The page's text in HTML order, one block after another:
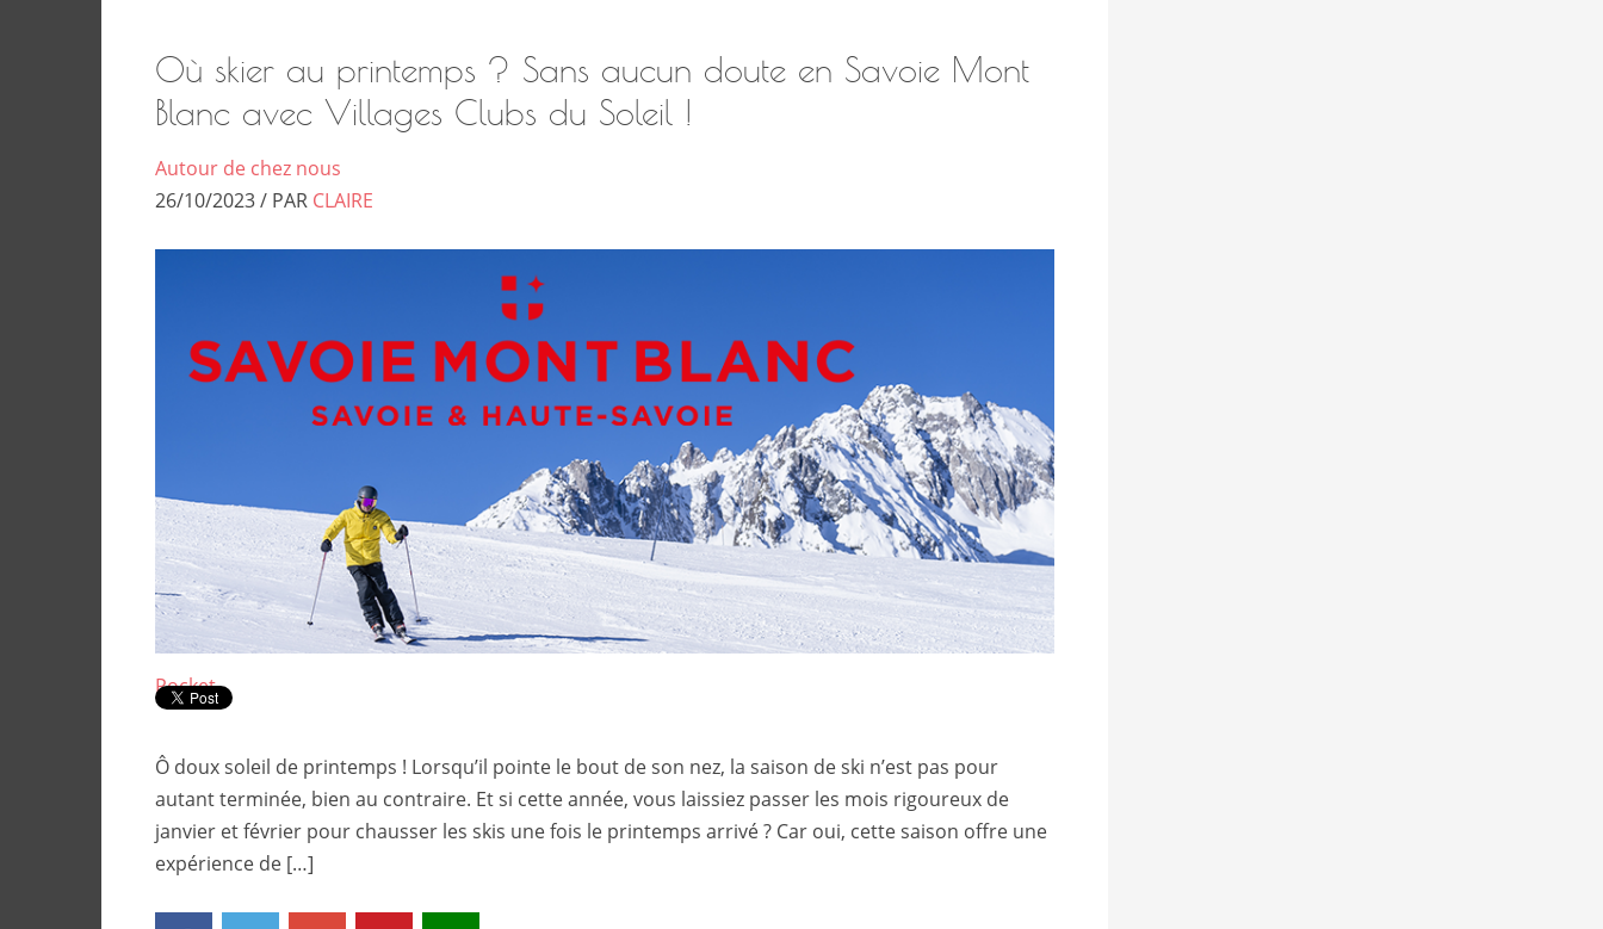
Où skier au printemps ? Sans aucun doute en Savoie Mont
Blanc avec Villages Clubs du Soleil !
Autour de chez nous
26/10/2023 / PAR CLAIRE
Pocket
Ô doux soleil de printemps ! Lorsqu’il pointe le bout de son nez, la saison de ski n’est pas pour
autant terminée, bien au contraire. Et si cette année, vous laissiez passer les mois rigoureux de
janvier et février pour chausser les skis une fois le printemps arrivé ? Car oui, cette saison offre une
expérience de […]